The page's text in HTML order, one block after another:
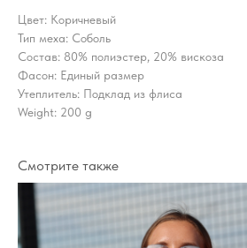
Цвет: Коричневый
Тип меха: Соболь
Состав: 80% полиэстер, 20% вискоза
Фасон: Единый размер
Утеплитель: Подклад из флиса
Weight: 200 g
Смотрите также